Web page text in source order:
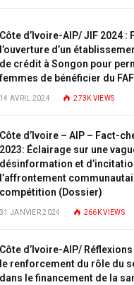
Côte d’Ivoire-AIP/ JIF 2024 :
l’ouverture d’un
de crédit à Songon pour
femmes de bénéficier du
14 AVRIL 2024 273K VIEWS
Côte d’Ivoire – AIP – Fact-
2023: Éclairage sur une
désinformation et
l’affrontement
compétition (Dossier)
31 JANVIER 2024 266KVIEWS
Côte d’Ivoire-AIP/
le renforcement du rôle du
dans le financement de la